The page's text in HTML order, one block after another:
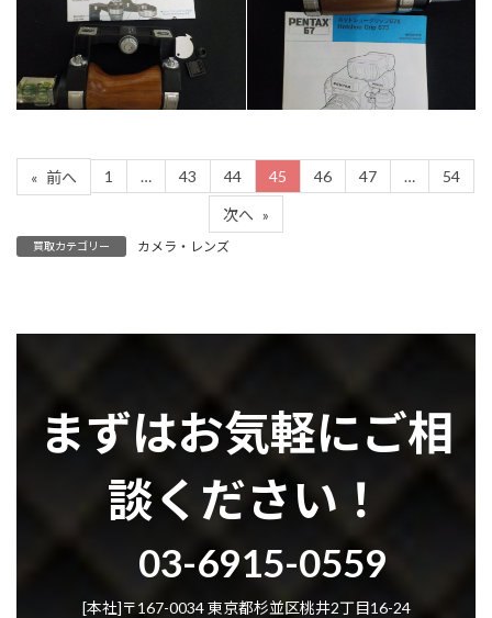
カメラ・レンズ カメラ・レンズ
« 前へ 1 … 43 44 45 46 47 … 54
次へ »
買取カテゴリー カメラ・レンズ
まずはお気軽にご相
談ください！
03-6915-0559
[本社]〒167-0034 東京都杉並区桃井2丁目16-24